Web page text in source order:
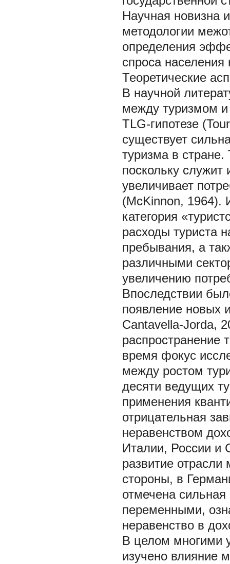
Научная новизна
методологии
определения
спроса населения
Теоретические
В научной
между туризмом и
TLG-гипотезе
существует
туризма в стране.
поскольку
увеличивает
(McKinnon, 1964).
категория
расходы туриста
пребывания, а
различными
увеличению
Впоследствии
появление новых
Cantavella-Jorda,
распространение
время фокус
между ростом
десяти ведущих
применения
отрицательная
неравенством
Италии, России и
развитие отрасли
стороны, в
отмечена
переменными,
неравенство в
В целом многими
изучено влияние